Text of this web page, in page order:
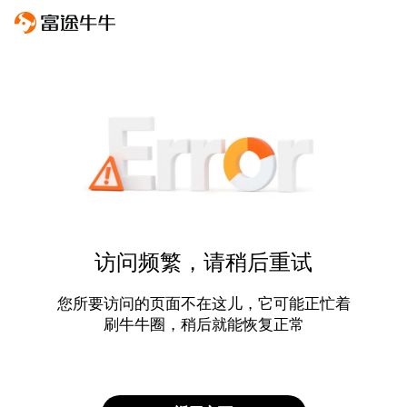
访问频繁，请稍后重试
您所要访问的页面不在这儿，它可能正忙着
刷牛牛圈，稍后就能恢复正常